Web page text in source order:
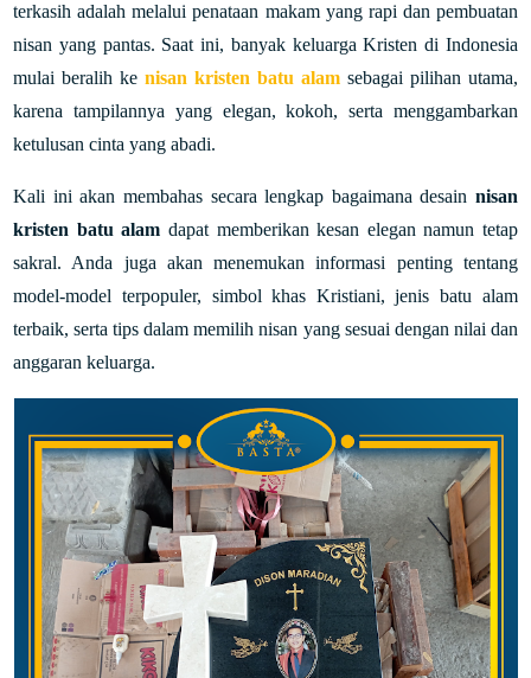
terkasih adalah melalui penataan makam yang rapi dan pembuatan
nisan yang pantas. Saat ini, banyak keluarga Kristen di Indonesia
mulai beralih kenisan kristen batu alamsebagai pilihan utama,
karena tampilannya yang elegan, kokoh, serta menggambarkan
ketulusan cinta yang abadi.
Kali ini akan membahas secara lengkap bagaimana desain nisan
kristen batu alam dapat memberikan kesan elegan namun tetap
sakral. Anda juga akan menemukan informasi penting tentang
model-model terpopuler, simbol khas Kristiani, jenis batu alam
terbaik, serta tips dalam memilih nisan yang sesuai dengan nilai dan
anggaran keluarga.